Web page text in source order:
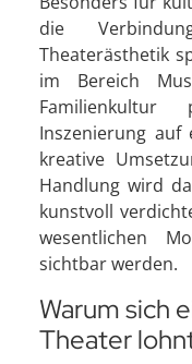
die
Theaterästhetik
im Bereich
Inszenierung
kreative
Handlung wird
kunstvoll
wesentlichen
sichtbar werden.
Warum sich
Theater